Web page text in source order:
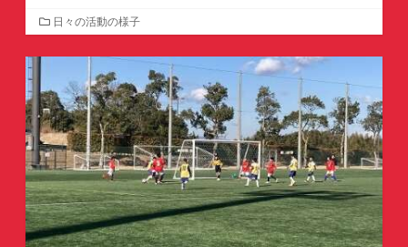
カ
テ
ゴ
ー
日々の活動の様子